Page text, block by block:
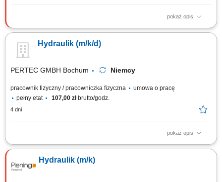
pokaż opis
Opis stanowiska: Montaż, modernizacja oraz sprawne podłączanie
systemów centralnego ogrzewania w obiektach mieszkalnych i
komercyjnych. Prace instalacyjne związane z sieciami wodociągowymi
Hydraulik (m/k/d)
PERTEC GMBH Bochum Niemcy
pracownik fizyczny / pracowniczka fizyczna
umowa o pracę
pełny etat
107,00 złbrutto/godz.
4 dni
pokaż opis
Oferujemy 250€ premii na start ! Twoje obowiązki: Instalacje rurowe,
ogrzewania podłogowego; Instalacja, systemów grzewczych; Czytanie
rysunku technicznego;
Hydraulik (m/k)